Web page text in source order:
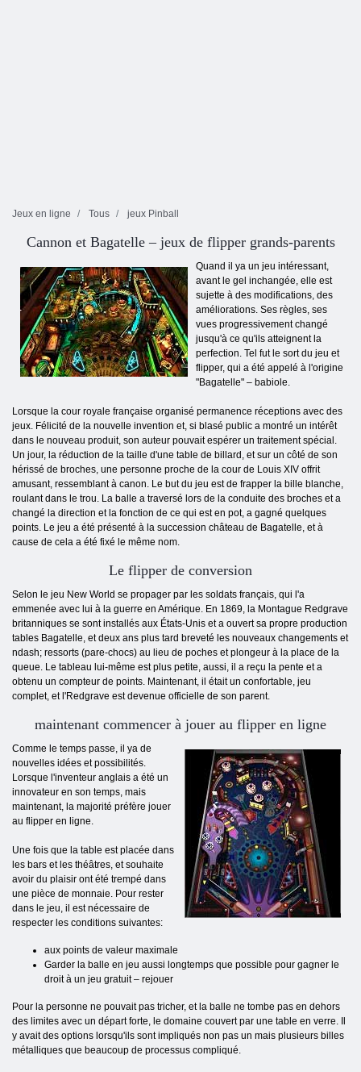
Jeux en ligne Tous jeux Pinball
Cannon et Bagatelle – jeux de flipper grands-parents
Quand il ya un jeu intéressant,
avant le gel inchangée, elle est
sujette à des modifications, des
améliorations. Ses règles, ses
vues progressivement changé
jusqu'à ce qu'ils atteignent la
perfection. Tel fut le sort du jeu et
flipper, qui a été appelé à l'origine
"Bagatelle" – babiole.
Lorsque la cour royale française organisé permanence réceptions avec des
jeux. Félicité de la nouvelle invention et, si blasé public a montré un intérêt
dans le nouveau produit, son auteur pouvait espérer un traitement spécial.
Un jour, la réduction de la taille d'une table de billard, et sur un côté de son
hérissé de broches, une personne proche de la cour de Louis XIV offrit
amusant, ressemblant à canon. Le but du jeu est de frapper la bille blanche,
roulant dans le trou. La balle a traversé lors de la conduite des broches et a
changé la direction et la fonction de ce qui est en pot, a gagné quelques
points. Le jeu a été présenté à la succession château de Bagatelle, et à
cause de cela a été fixé le même nom.
Le flipper de conversion
Selon le jeu New World se propager par les soldats français, qui l'a
emmenée avec lui à la guerre en Amérique. En 1869, la Montague Redgrave
britanniques se sont installés aux États-Unis et a ouvert sa propre production
tables Bagatelle, et deux ans plus tard breveté les nouveaux changements et
ndash; ressorts (pare-chocs) au lieu de poches et plongeur à la place de la
queue. Le tableau lui-même est plus petite, aussi, il a reçu la pente et a
obtenu un compteur de points. Maintenant, il était un confortable, jeu
complet, et l'Redgrave est devenue officielle de son parent.
maintenant commencer à jouer au flipper en ligne
Comme le temps passe, il ya de
nouvelles idées et possibilités.
Lorsque l'inventeur anglais a été un
innovateur en son temps, mais
maintenant, la majorité préfère jouer
au flipper en ligne.
Une fois que la table est placée dans
les bars et les théâtres, et souhaite
avoir du plaisir ont été trempé dans
une pièce de monnaie. Pour rester
dans le jeu, il est nécessaire de
respecter les conditions suivantes:
aux points de valeur maximale
Garder la balle en jeu aussi longtemps que possible pour gagner le
droit à un jeu gratuit – rejouer
Pour la personne ne pouvait pas tricher, et la balle ne tombe pas en dehors
des limites avec un départ forte, le domaine couvert par une table en verre. Il
y avait des options lorsqu'ils sont impliqués non pas un mais plusieurs billes
métalliques que beaucoup de processus compliqué.